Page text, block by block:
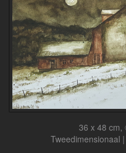
36 x 48 cm,
Tweedimensionaal